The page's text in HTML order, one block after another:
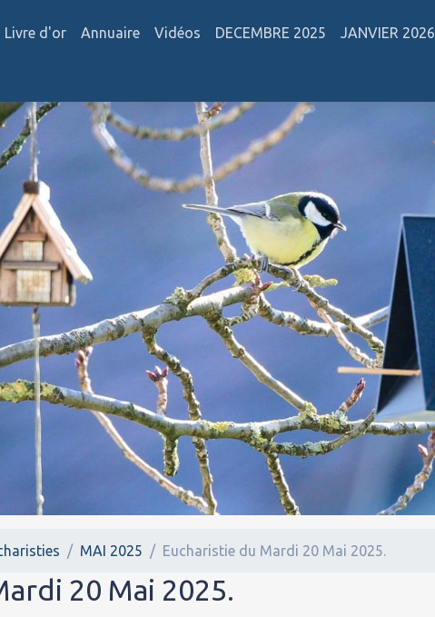
Livre d'or Annuaire Vidéos DECEMBRE 2025 JANVIER 2026
MAI 2025 Eucharistie du Mardi 20 Mai 2025.
20 Mai 2025.